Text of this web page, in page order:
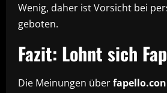
Wenig, daher ist Vorsicht bei
geboten.
Fazit: Lohnt sich
Die Meinungen überfapello.con